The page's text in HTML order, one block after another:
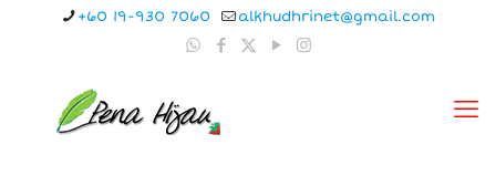
+60 19-930 7060 alkhudhrinet@gmail.com